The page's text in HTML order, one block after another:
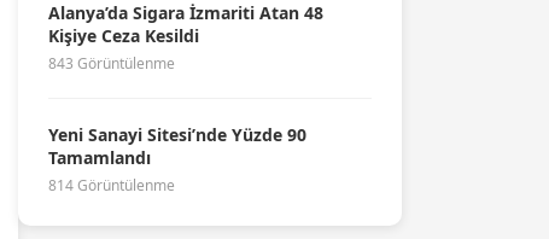
Alanya’da Sigara İzmariti Atan 48
Kişiye Ceza Kesildi
843 Görüntülenme
Yeni Sanayi Sitesi’nde Yüzde 90
Tamamlandı
814 Görüntülenme